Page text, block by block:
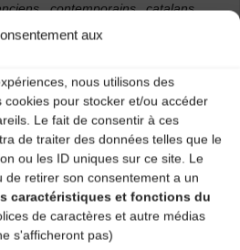
aux
nous utilisons des
cookies pour stocker et/ou accéder
Le fait de consentir à ces
de traiter des données telles que le
ou les ID uniques sur ce site. Le
de retirer son consentement a un
caractéristiques et fonctions du
de caractères et autre médias
s'afficheront pas)
contemporains, catalans,
roms collectés et traduits en
de façon ludique et authentique
sur la beauté et la richesse de la
une terre d’accueil. »
est porté par « La Calandreta
du Puy en Velay), l’Institut des
CDMDT43.
part et d’autre des miroirs.
Jacques Puech (cabrette, voix)
Cognet (banjo, violon), ils